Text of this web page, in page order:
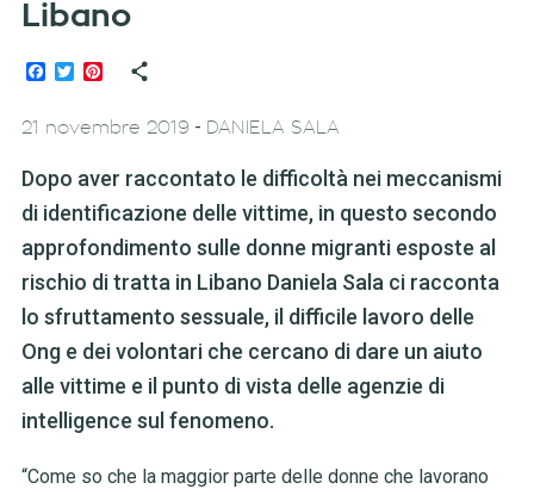
Libano
Facebook
TwitterPinterest
21 novembre 2019 - DANIELA SALA
Dopo aver raccontato le difficoltà nei meccanismi
di identificazione delle vittime, in questo secondo
approfondimento sulle donne migranti esposte al
rischio di tratta in Libano Daniela Sala ci racconta
lo sfruttamento sessuale, il difficile lavoro delle
Ong e dei volontari che cercano di dare un aiuto
alle vittime e il punto di vista delle agenzie di
intelligence sul fenomeno.
“Come so che la maggior parte delle donne che lavorano